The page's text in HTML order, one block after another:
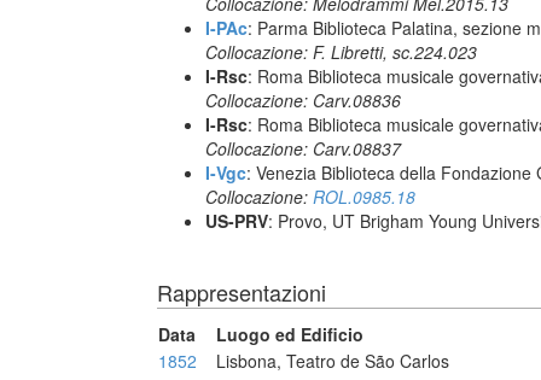
I-PAc: Parma Biblioteca Palatina, sezione
Collocazione: F. Libretti, sc.224.023
I-Rsc: Roma Biblioteca musicale
Collocazione: Carv.08836
I-Rsc: Roma Biblioteca musicale
Collocazione: Carv.08837
I-Vgc: Venezia Biblioteca della Fondazione
Collocazione: ROL.0985.18
US-PRV: Provo, UT Brigham Young
Rappresentazioni
Data
Luogo ed Edificio
1852
Lisbona, Teatro de São Carlos